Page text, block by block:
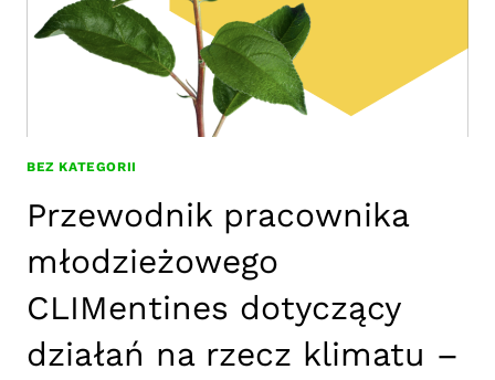
BEZ KATEGORII
Przewodnik pracownika
młodzieżowego
CLIMentines dotyczący
działań na rzecz klimatu –